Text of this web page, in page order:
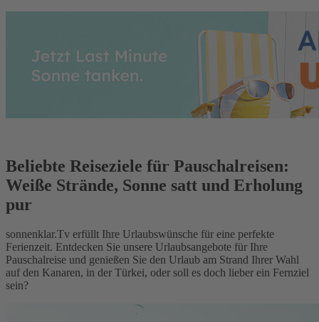
Beliebte Reiseziele für Pauschalreisen:
Weiße Strände, Sonne satt und Erholung
pur
sonnenklar.Tv erfüllt Ihre Urlaubswünsche für eine perfekte
Ferienzeit. Entdecken Sie unsere Urlaubsangebote für Ihre
Pauschalreise und genießen Sie den Urlaub am Strand Ihrer Wahl
auf den Kanaren, in der Türkei, oder soll es doch lieber ein Fernziel
sein?